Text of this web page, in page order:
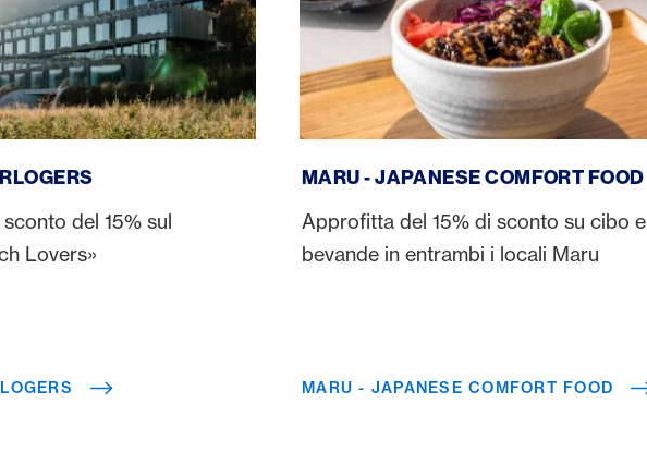
del 15% sul
Lovers»
MARU - JAPANESE COMFORT FOOD
Approfitta del 15% di sconto su cibo e
bevande in entrambi i locali Maru
MARU - JAPANESE COMFORT FOOD